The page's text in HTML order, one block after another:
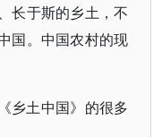
长于斯的乡土，不
国。中国农村的现
乡土中国》的很多